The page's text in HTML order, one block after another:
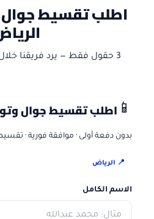
اطلب تقسيط
3 حقول فقط — يرد فريقنا خلال دقائق على الواتساب.
📱 اطلب تقسيط جوال
بدون دفعة أولى · موافقة فورية · تقسيط حتى
📍 الرياض
الاسم الكامل